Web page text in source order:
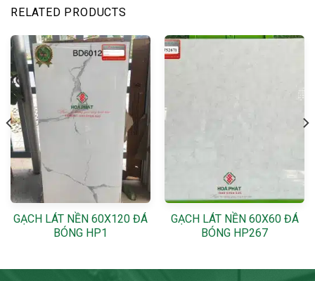
RELATED PRODUCTS
GẠCH LÁT NỀN 60X120 ĐÁ
BÓNG HP1
GẠCH LÁT NỀN 60X60 ĐÁ
BÓNG HP267